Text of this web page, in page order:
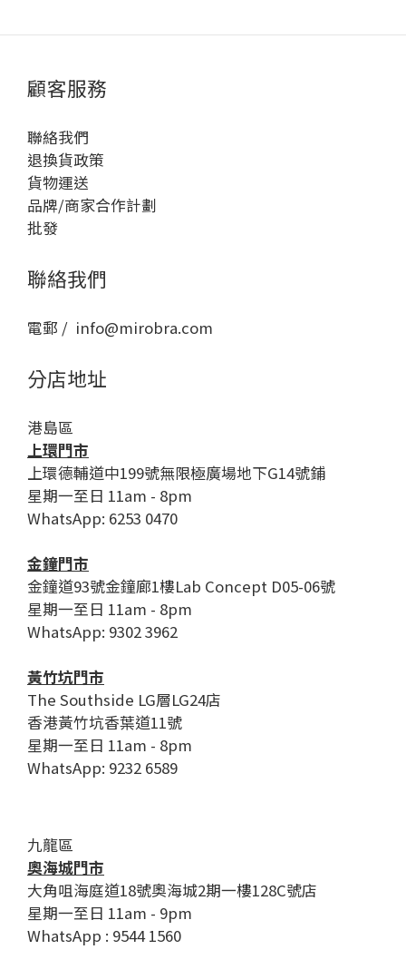
顧客服務
聯絡我們
退換貨政策
貨物運送
品牌/商家合作計劃
批發
聯絡我們
電郵 / info@mirobra.com
分店地址
港島區
上環門市
上環德輔道中199號無限極廣場地下G14號鋪
星期一至日 11am - 8pm
WhatsApp: 6253 0470
金鐘門市
金鐘道93號金鐘廊1樓Lab Concept D05-06號
星期一至日 11am - 8pm
WhatsApp: 9302 3962
黃竹坑門市
The Southside LG層LG24店
香港黃竹坑香葉道11號
星期一至日 11am - 8pm
WhatsApp: 9232 6589
九龍區
奧海城門市
大角咀海庭道18號奧海城2期一樓128C號店
星期一至日 11am - 9pm
WhatsApp : 9544 1560